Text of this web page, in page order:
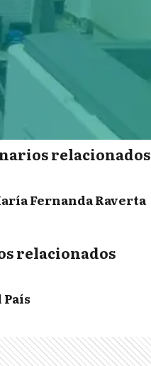
relacionados
Fernanda Raverta
relacionados
País